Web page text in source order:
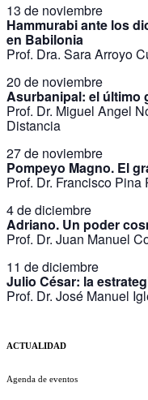
13 de noviembre
Hammurabi ante los
en Babilonia
Prof. Dra. Sara Arroyo
20 de noviembre​​​​​​​
Asurbanipal: el último
Prof. Dr. Miguel Angel
Distancia
27 de noviembre​​​​​​​
Pompeyo Magno. El
Prof. Dr. Francisco
4 de diciembre​​​​​​​
Adriano. Un poder
Prof. Dr. Juan Manuel
11 de diciembre​​​​​​​
Julio César: la
Prof. Dr. José Manuel
ACTUALIDAD
Agenda de eventos